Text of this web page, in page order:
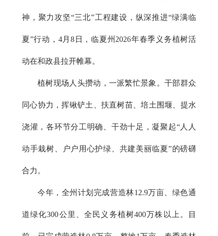
神，聚力攻坚“三北”工程建设，纵深推进“绿满临
夏”行动，4月8日，临夏州2026年春季义务植树活
动在和政县拉开帷幕。
植树现场人头攒动，一派繁忙景象。干部群众
同心协力，挥锹铲土、扶直树苗、培土围堰、提水
浇灌，各环节分工明确、干劲十足，凝聚起“人人
动手栽树、户户用心护绿、共建美丽临夏”的磅礴
合力。
今年，全州计划完成营造林12.9万亩、绿色通
道绿化300公里、全民义务植树400万株以上。目